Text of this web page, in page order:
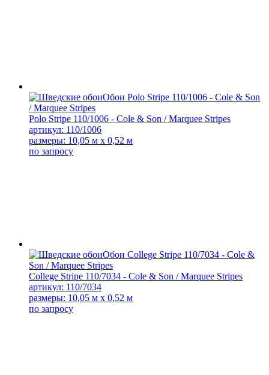
Polo Stripe 110/1006 - Cole & Son / Marquee Stripes
артикул: 110/1006
размеры: 10,05 м x 0,52 м
по запросу
College Stripe 110/7034 - Cole & Son / Marquee Stripes
артикул: 110/7034
размеры: 10,05 м x 0,52 м
по запросу